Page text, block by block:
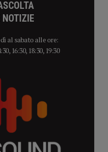
al sabato alle ore:
16:30, 18:30, 19:30